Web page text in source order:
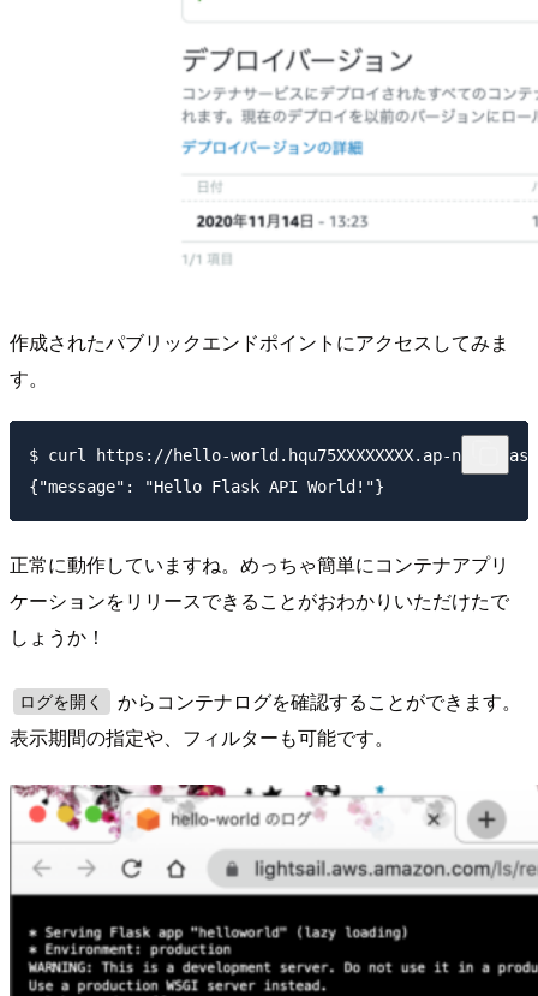
作成されたパブリックエンドポイントにアクセスしてみま
す。
$ curl https://hello-world.hqu75XXXXXXXX.ap-
正常に動作していますね。めっちゃ簡単にコンテナアプリ
ケーションをリリースできることがおわかりいただけたで
しょうか！
ログを開く
からコンテナログを確認することができます。
表示期間の指定や、フィルターも可能です。